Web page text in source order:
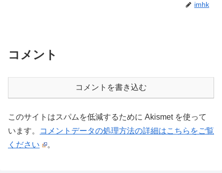
imhk
コメント
コメントを書き込む
このサイトはスパムを低減するために Akismet を使って
います。
コメントデータの処理方法の詳細はこちらをご覧
ください
。